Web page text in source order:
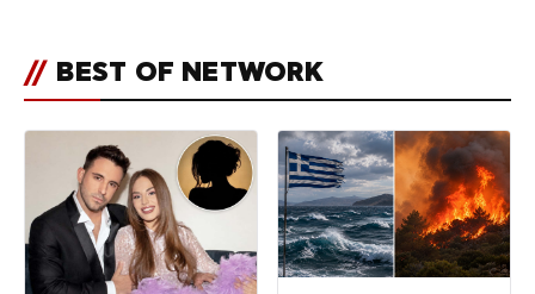
// BEST OF NETWORK